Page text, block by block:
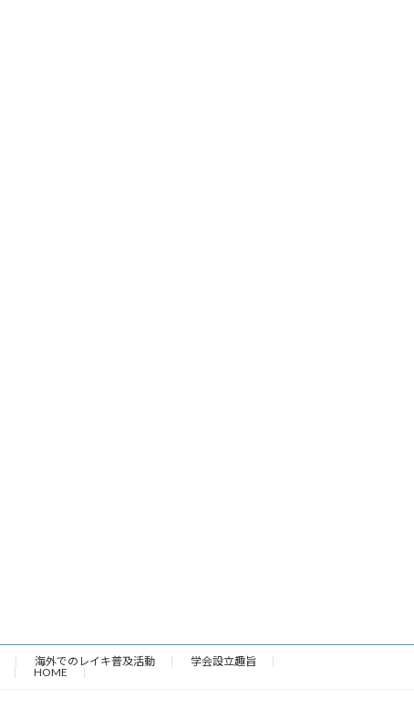
海外でのレイキ普及活動
学会設立趣旨
HOME